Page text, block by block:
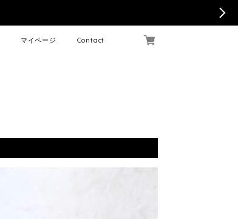
マイページ Contact